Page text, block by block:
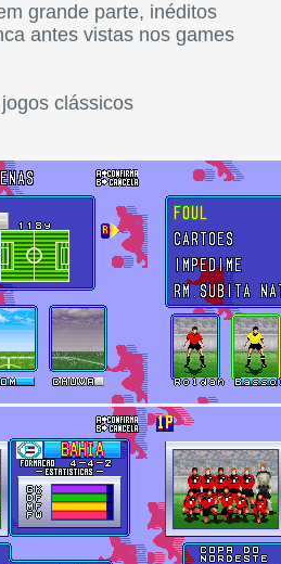
grande parte, inéditos
antes vistas nos games
clássicos